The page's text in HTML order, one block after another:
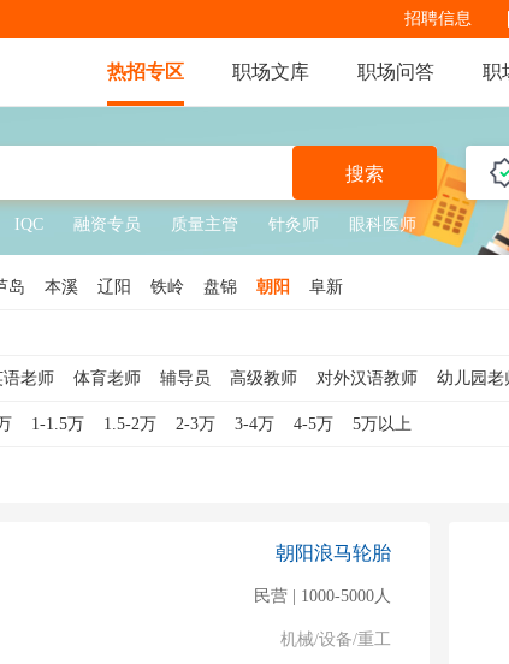
招聘信息
热招专区 职场文库 职场问答 职
搜索
IQC 融资专员 质量主管 针灸师 眼科医师
岛 本溪 辽阳 铁岭 盘锦 朝阳 阜新
语老师 体育老师 辅导员 高级教师 对外汉语教师 幼儿园老
老师 院长 数学老师 日语老师 口译 小学老师
1-1.5万 1.5-2万 2-3万 3-4万 4-5万 5万以上
朝阳浪马轮胎
民营 | 1000-5000人
机械/设备/重工